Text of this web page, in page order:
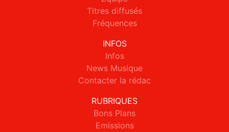
Titres diffusés
Fréquences
INFOS
Infos
News Musique
Contacter la rédac
RUBRIQUES
Bons Plans
Emissions